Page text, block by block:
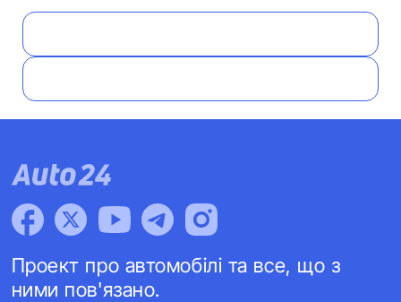
Проект про автомобілі та все, що з
ними пов'язано.